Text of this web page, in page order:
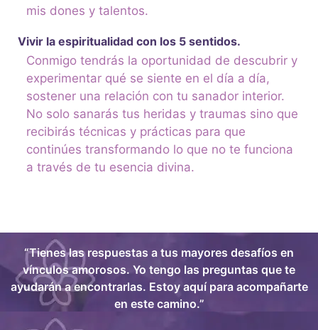
mis dones y talentos.
Vivir la espiritualidad con los 5 sentidos.
Conmigo tendrás la oportunidad de descubrir y
experimentar qué se siente en el día a día,
sostener una relación con tu sanador interior.
No solo sanarás tus heridas y traumas sino que
recibirás técnicas y prácticas para que
continúes transformando lo que no te funciona
a través de tu esencia divina.
“Tienes las respuestas a tus mayores desafíos en
vínculos amorosos. Yo tengo las preguntas que te
ayudarán a encontrarlas. Estoy aquí para acompañarte
en este camino.”